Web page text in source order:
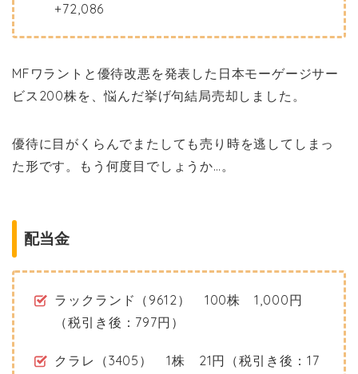
+72,086
MFワラントと優待改悪を発表した日本モーゲージサー
ビス200株を、悩んだ挙げ句結局売却しました。
優待に目がくらんでまたしても売り時を逃してしまっ
た形です。もう何度目でしょうか…。
配当金
ラックランド（9612） 100株 1,000円
（税引き後：797円）
クラレ（3405） 1株 21円（税引き後：17